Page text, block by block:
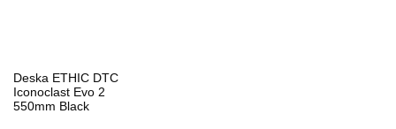
Deska ETHIC DTC
Iconoclast Evo 2
550mm Black